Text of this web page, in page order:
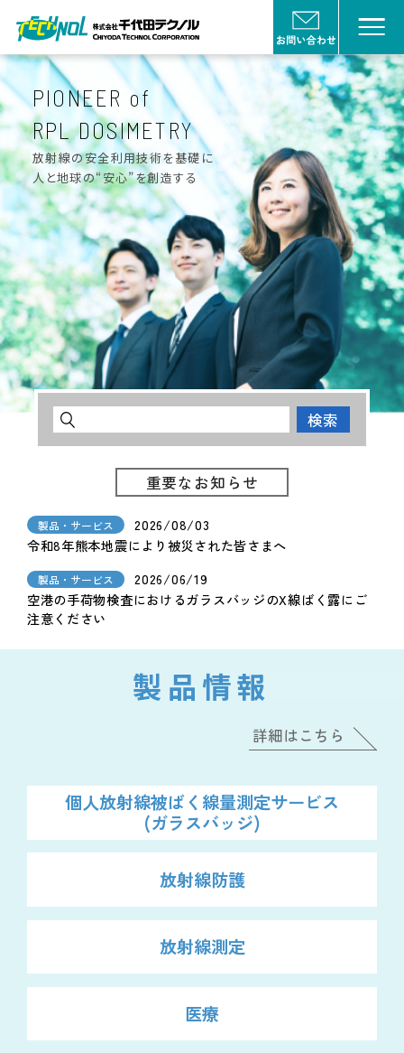
PIONEER of
RPL DOSIMETRY
放射線の安全利用技術を基礎に
放射線の安全利用技術を基礎に
人と地球の“安心”を創造する
人と地球の“安心”を創造する
検索
重要なお知らせ
製品・サービス
2026/08/03
令和8年熊本地震により被災された皆さまへ
製品・サービス
2026/06/19
空港の手荷物検査におけるガラスバッジのX線ばく露にご
注意ください
製品情報
個人放射線被ばく 線量測定サービス
(ガラスバッジ)
放射線防護
放射線測定
医療
詳細はこちら